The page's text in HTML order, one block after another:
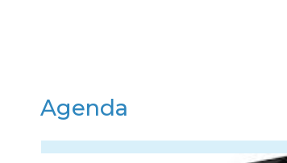
Agenda